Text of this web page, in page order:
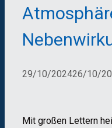
29/10/202426/10/
Mit großen Lettern